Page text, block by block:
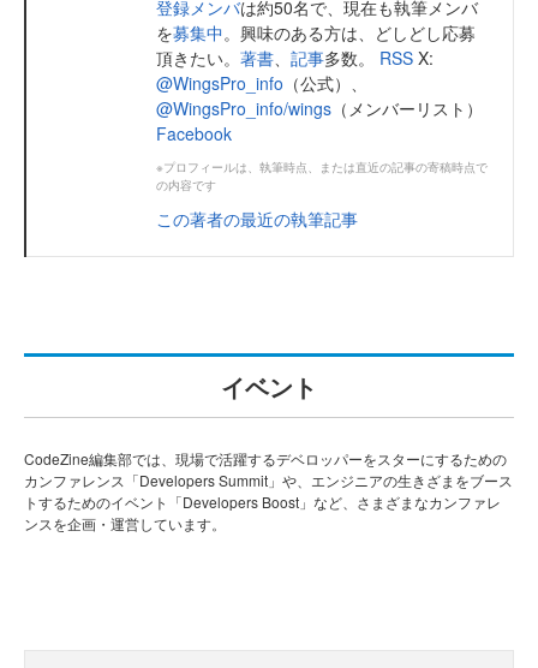
登録メンバは約50名で、現在も執筆メンバ
を募集中。興味のある方は、どしどし応募
頂きたい。 著書、 記事多数。 RSS X:
@WingsPro_info （公式）、
@WingsPro_info/wings （メンバーリスト）
Facebook
※プロフィールは、執筆時点、または直近の記事の寄稿時点で
の内容です
この著者の最近の執筆記事
イベント
CodeZine編集部では、現場で活躍するデベロッパーをスターにするための
カンファレンス「Developers Summit」や、エンジニアの生きざまをブース
トするためのイベント「Developers Boost」など、さまざまなカンファレ
ンスを企画・運営しています。